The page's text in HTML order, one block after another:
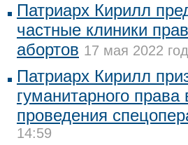
Патриарх Кирилл
частные клиники
абортов 17 мая 2022
Патриарх Кирилл
гуманитарного права
проведения
14:59